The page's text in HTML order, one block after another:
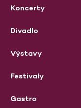
Koncerty
Divadlo
Výstavy
Festivaly
Gastro